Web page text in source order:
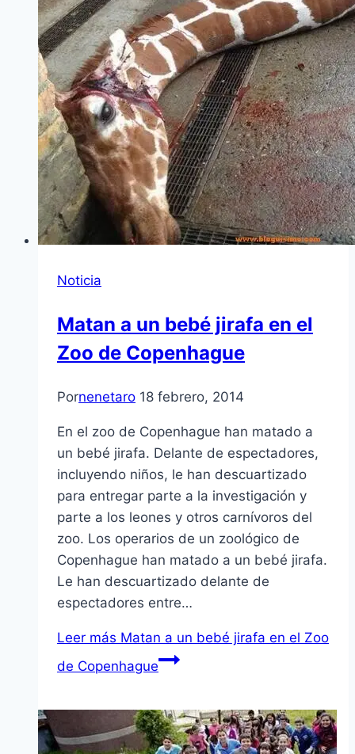
Noticia
Matan a un bebé jirafa en el
Zoo de Copenhague
Pornenetaro 18 febrero, 2014
En el zoo de Copenhague han matado a
un bebé jirafa. Delante de espectadores,
incluyendo niños, le han descuartizado
para entregar parte a la investigación y
parte a los leones y otros carnívoros del
zoo. Los operarios de un zoológico de
Copenhague han matado a un bebé jirafa.
Le han descuartizado delante de
espectadores entre…
Leer más Matan a un bebé jirafa en el Zoo
de Copenhague